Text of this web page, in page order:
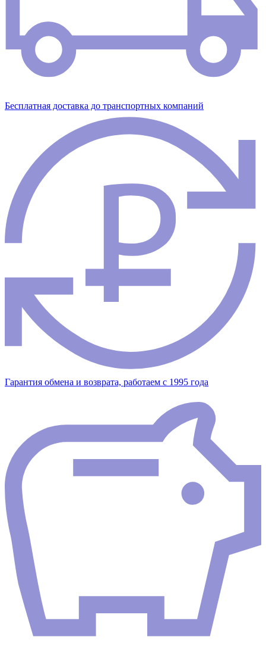
Бесплатная доставка до транспортных компаний
Гарантия обмена и возврата, работаем с 1995 года